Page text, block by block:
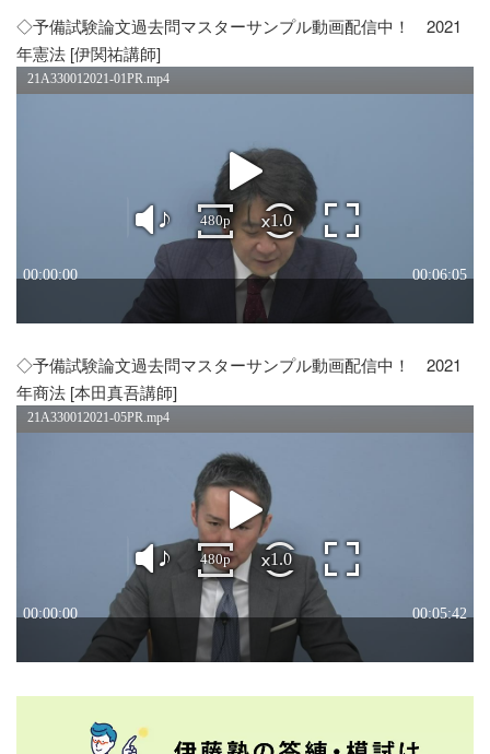
◇予備試験論文過去問マスターサンプル動画配信中！ 2021
年憲法 [伊関祐講師]
◇予備試験論文過去問マスターサンプル動画配信中！ 2021
年商法 [本田真吾講師]